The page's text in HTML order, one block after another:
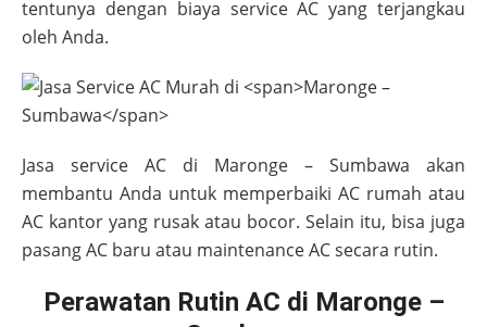
tentunya dengan biaya service AC yang terjangkau
oleh Anda.
Jasa service AC di Maronge – Sumbawa akan
membantu Anda untuk memperbaiki AC rumah atau
AC kantor yang rusak atau bocor. Selain itu, bisa juga
pasang AC baru atau maintenance AC secara rutin.
Perawatan Rutin AC di Maronge –